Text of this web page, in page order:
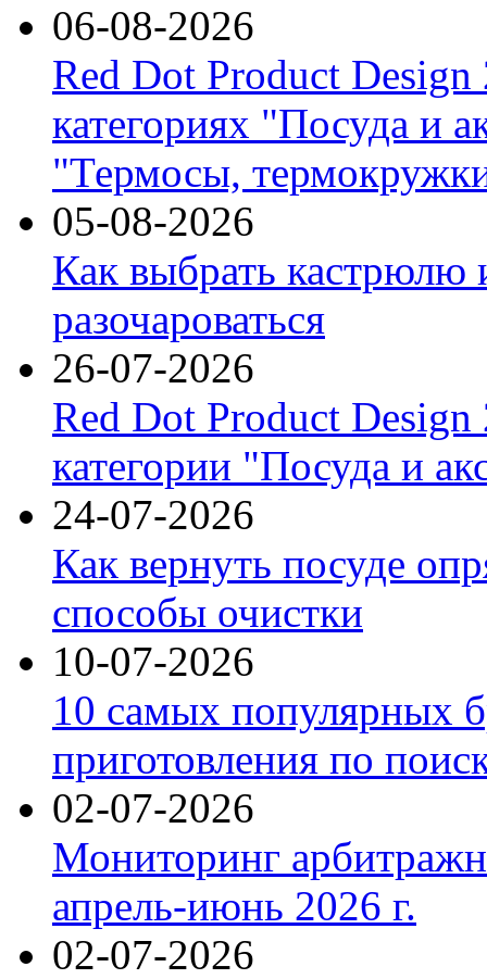
06-08-2026
Red Dot Product Design
категориях "Посуда и
"Термосы,
05-08-2026
Как выбрать кастрюлю
разочароваться
26-07-2026
Red Dot Product Design
категории "Посуда и
24-07-2026
Как вернуть посуде
способы очистки
10-07-2026
10 самых популярных
приготовления по
02-07-2026
Мониторинг
апрель-июнь 2026 г.
02-07-2026